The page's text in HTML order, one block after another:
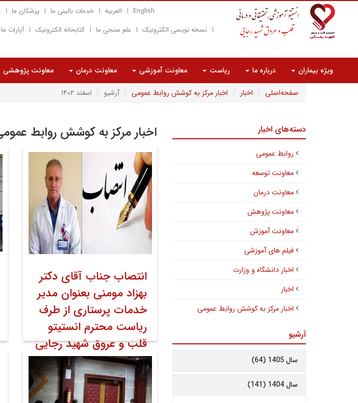
English العربیه خدمات بالینی ما پزشکان ما
نسخه نویسی الکترونیک
علم سنجی ما کتابخانه الکترونیک آپارات ما
ویژه بیماران درباره ما ریاست معاونت آموزشی معاونت درمان معاونت پژوهشی
صفحه‌اصلی
اخبار اخبار مرکز به کوشش روابط عمومی آرشیو اسفند ۱۴۰۲
اخبار مرکز به کوشش روابط
انتصاب جناب آقای دکتر
بهزاد مومنی بعنوان مدیر
خدمات پرستاری از طرف
ریاست محترم انستیتو
قلب و عروق شهید رجایی
۲۲ اسفند ۱۴۰۲ اخبار اخبار مرکز به
کوشش روابط عمومی روابط عمومی
دسته‌های اخبار
روابط عمومی
معاونت توسعه
معاونت درمان
معاونت پژوهش
معاونت آموزش
فیلم های آموزشی
اخبار دانشگاه و وزارت
اخبار
اخبار مرکز به کوشش روابط عمومی
آرشیو
سال 1405 (64)
سال 1404 (141)